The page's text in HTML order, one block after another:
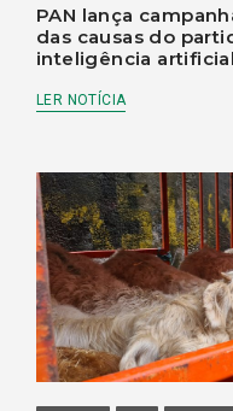
PAN lança
das causas do
inteligência artificial
LER NOTÍCIA